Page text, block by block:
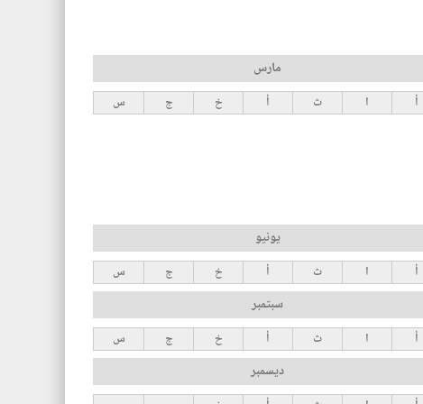
مارس
أ ا ث أ خ ج س
يونيو
أ ا ث أ خ ج س
سبتمبر
أ ا ث أ خ ج س
ديسمبر